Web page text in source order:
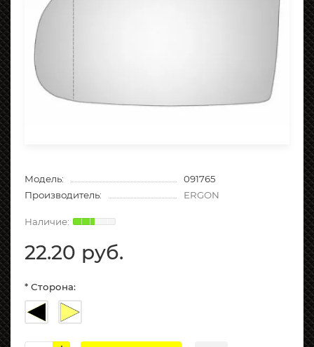
Модель:
091765
Производитель:
ERGON
22.20 руб.
* Сторона: